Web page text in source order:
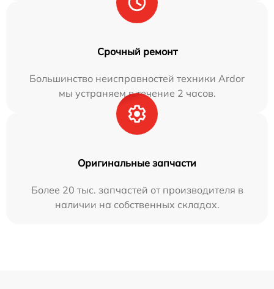
Срочный ремонт
Большинство неисправностей техники Ardor
мы устраняем в течение 2 часов.
Оригинальные запчасти
Более 20 тыс. запчастей от производителя в
наличии на собственных складах.